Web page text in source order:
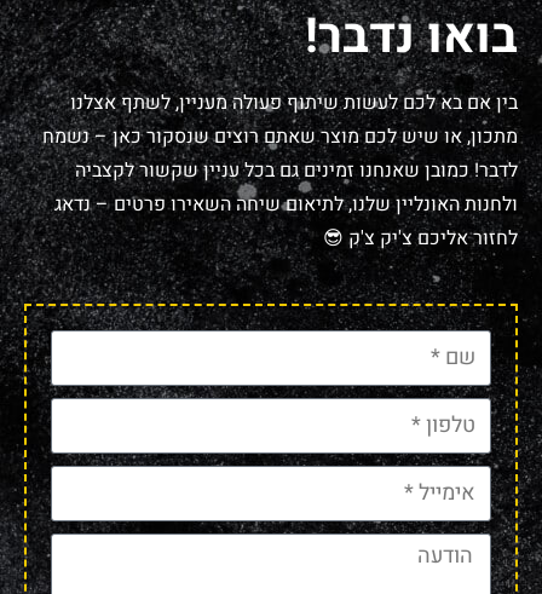
בואו נדבר!
בין אם בא לכם לעשות שיתוף פעולה מעניין, לשתף אצלנו
מתכון, או שיש לכם מוצר שאתם רוצים שנסקור כאן – נשמח
לדבר! כמובן שאנחנו זמינים גם בכל עניין שקשור לקצביה
ולחנות האונליין שלנו, לתיאום שיחה השאירו פרטים – נדאג
לחזור אליכם צ'יק צ'ק 😎